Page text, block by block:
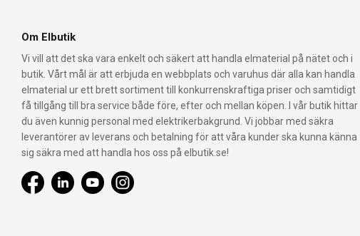
Om Elbutik
Vi vill att det ska vara enkelt och säkert att handla elmaterial på nätet och i
butik. Vårt mål är att erbjuda en webbplats och varuhus där alla kan handla
elmaterial ur ett brett sortiment till konkurrenskraftiga priser och samtidigt
få tillgång till bra service både före, efter och mellan köpen. I vår butik hittar
du även kunnig personal med elektrikerbakgrund. Vi jobbar med säkra
leverantörer av leverans och betalning för att våra kunder ska kunna känna
sig säkra med att handla hos oss på elbutik.se!